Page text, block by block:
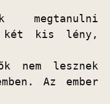
megtanulni
két kis lény,
nem lesznek
Az ember